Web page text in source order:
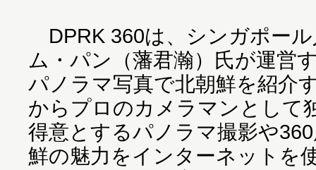
DPRK 360は、シンガポー
ム・パン（藩君瀚）氏が運営
パノラマ写真で北朝鮮を紹介
からプロのカメラマンとして
得意とするパノラマ撮影や
鮮の魅力をインターネットを